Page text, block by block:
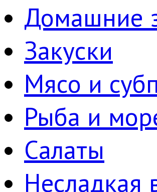
Домашние
Закуски
Мясо и
Рыба и
Салаты
Несладкая